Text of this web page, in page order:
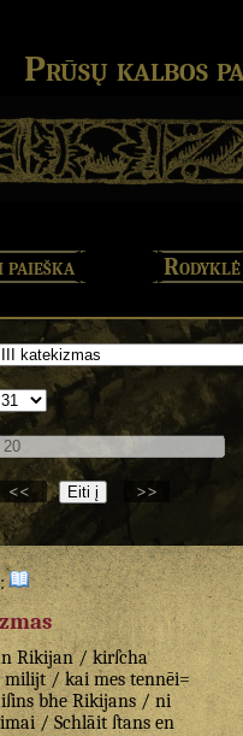
Prūsų kalbos
paieška Rodyklė
<< >>
Rikijan/kirſcha
milijt/kai mes tennēi=
bhe Rikijans/ni
/Schlāit ſtans en